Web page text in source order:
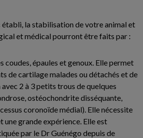
la stabilisation de votre animal et
et médical pourront être faits par :
coudes, épaules et genoux. Elle permet
de cartilage malades ou détachés et de
2 à 3 petits trous de quelques
ostéochondrite disséquante,
coronoïde médial). Elle nécessite
une grande expérience. Elle est
par le Dr Guénégo depuis de